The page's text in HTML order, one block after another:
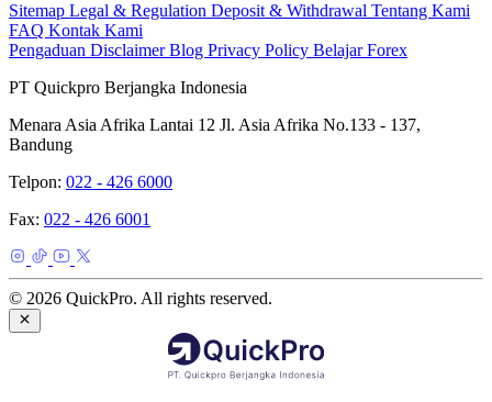
Sitemap Legal & Regulation Deposit & Withdrawal Tentang Kami
FAQ Kontak Kami
Pengaduan DisclaimerBlog Privacy Policy Belajar Forex
PT Quickpro Berjangka Indonesia
Menara Asia Afrika Lantai 12 Jl. Asia Afrika No.133 - 137,
Bandung
Telpon: 022 - 426 6000
Fax: 022 - 426 6001
© 2026 QuickPro. All rights reserved.